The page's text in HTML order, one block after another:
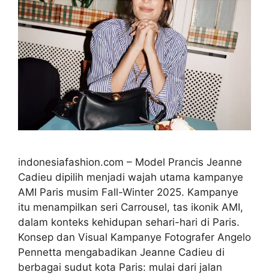
indonesiafashion.com – Model Prancis Jeanne
Cadieu dipilih menjadi wajah utama kampanye
AMI Paris musim Fall-Winter 2025. Kampanye
itu menampilkan seri Carrousel, tas ikonik AMI,
dalam konteks kehidupan sehari-hari di Paris.
Konsep dan Visual Kampanye Fotografer Angelo
Pennetta mengabadikan Jeanne Cadieu di
berbagai sudut kota Paris: mulai dari jalan